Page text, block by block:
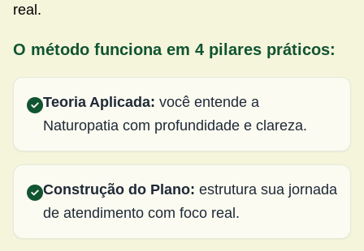
real.
O método funciona em 4 pilares práticos:
Teoria Aplicada: você entende a
Naturopatia com profundidade e clareza.
Construção do Plano: estrutura sua jornada
de atendimento com foco real.